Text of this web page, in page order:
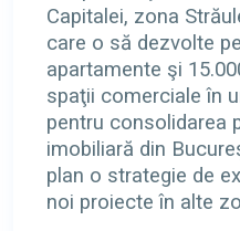
Capitalei, zona
care o să dezvolte
apartamente şi
spaţii comerciale în
pentru consolidarea
imobiliară din
plan o strategie de
noi proiecte în alte